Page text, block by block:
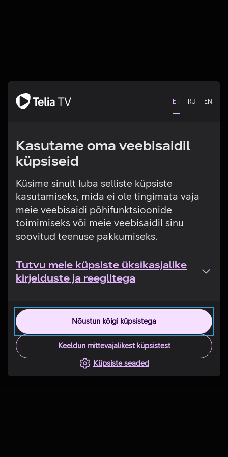
ET RU EN
Kasutame oma veebisaidil
küpsiseid
Küsime sinult luba selliste küpsiste
kasutamiseks, mida ei ole tingimata vaja
meie veebisaidi põhifunktsioonide
toimimiseks või meie veebisaidil sinu
soovitud teenuse pakkumiseks.
Tutvu meie küpsiste üksikasjalike
kirjelduste ja reeglitega
Nõustun kõigi küpsistega
Keeldun mittevajalikest küpsistest
Küpsiste seaded
Tehniline viga